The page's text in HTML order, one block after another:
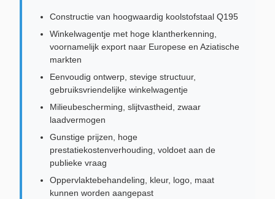
Constructie van hoogwaardig koolstofstaal Q195
Winkelwagentje met hoge klantherkenning,
voornamelijk export naar Europese en Aziatische
markten
Eenvoudig ontwerp, stevige structuur,
gebruiksvriendelijke winkelwagentje
Milieubescherming, slijtvastheid, zwaar
laadvermogen
Gunstige prijzen, hoge
prestatiekostenverhouding, voldoet aan de
publieke vraag
Oppervlaktebehandeling, kleur, logo, maat
kunnen worden aangepast